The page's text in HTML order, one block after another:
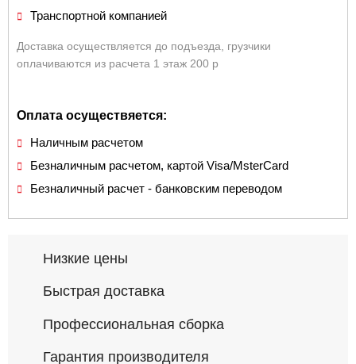
Транспортной компанией
Доставка осуществляется до подъезда, грузчики
оплачиваются из расчета 1 этаж 200 р
Оплата осуществяется:
Наличным расчетом
Безналичным расчетом, картой Visa/MsterCard
Безналичный расчет - банковским переводом
Низкие цены
Быстрая доставка
Профессиональная сборка
Гарантия производителя